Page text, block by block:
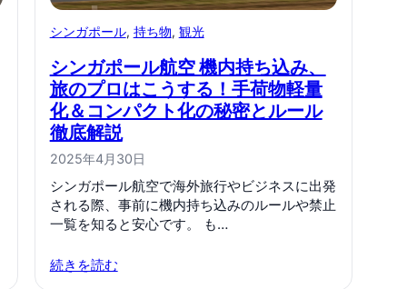
シンガポール, 持ち物, 観光
シンガポール航空 機内持ち込み、
旅のプロはこうする！手荷物軽量
化＆コンパクト化の秘密とルール
徹底解説
2025年4月30日
シンガポール航空で海外旅行やビジネスに出発
される際、事前に機内持ち込みのルールや禁止
一覧を知ると安心です。 も…
続きを読む